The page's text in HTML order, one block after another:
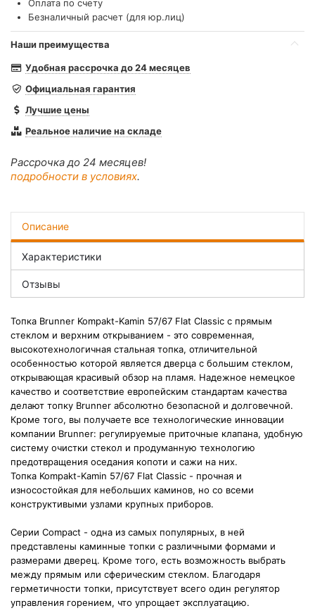
Оплата по счету
Безналичный расчет (для юр.лиц)
Наши преимущества
Удобная рассрочка до 24 месяцев
Официальная гарантия
Лучшие цены
Реальное наличие на складе
Рассрочка до 24 месяцев!
подробности в условиях.
Описание
Характеристики
Отзывы
Топка Brunner Kompakt-Kamin 57/67 Flat Classic с прямым
стеклом и верхним открыванием - это современная,
высокотехнологичная стальная топка, отличительной
особенностью которой является дверца с большим стеклом,
открывающая красивый обзор на пламя. Надежное немецкое
качество и соответствие европейским стандартам качества
делают топку Brunner абсолютно безопасной и долговечной.
Кроме того, вы получаете все технологические инновации
компании Brunner: регулируемые приточные клапана, удобную
систему очистки стекол и продуманную технологию
предотвращения оседания копоти и сажи на них.
Топка Kompakt-Kamin 57/67 Flat Classic - прочная и
износостойкая для небольших каминов, но со всеми
конструктивыми узлами крупных приборов.
Серии Compact - одна из самых популярных, в ней
представлены каминные топки с различными формами и
размерами дверец. Кроме того, есть возможность выбрать
между прямым или сферическим стеклом. Благодаря
герметичности топки, присутствует всего один регулятор
управления горением, что упрощает эксплуатацию.